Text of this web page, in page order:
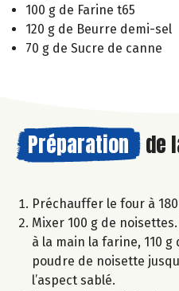
100 g de Farine t65
120 g de Beurre demi-sel
70 g de Sucre de canne
Préparation de
Préchauffer le four à
Mixer 100 g de
à la main la farine, 110
poudre de noisette
l’aspect sablé.